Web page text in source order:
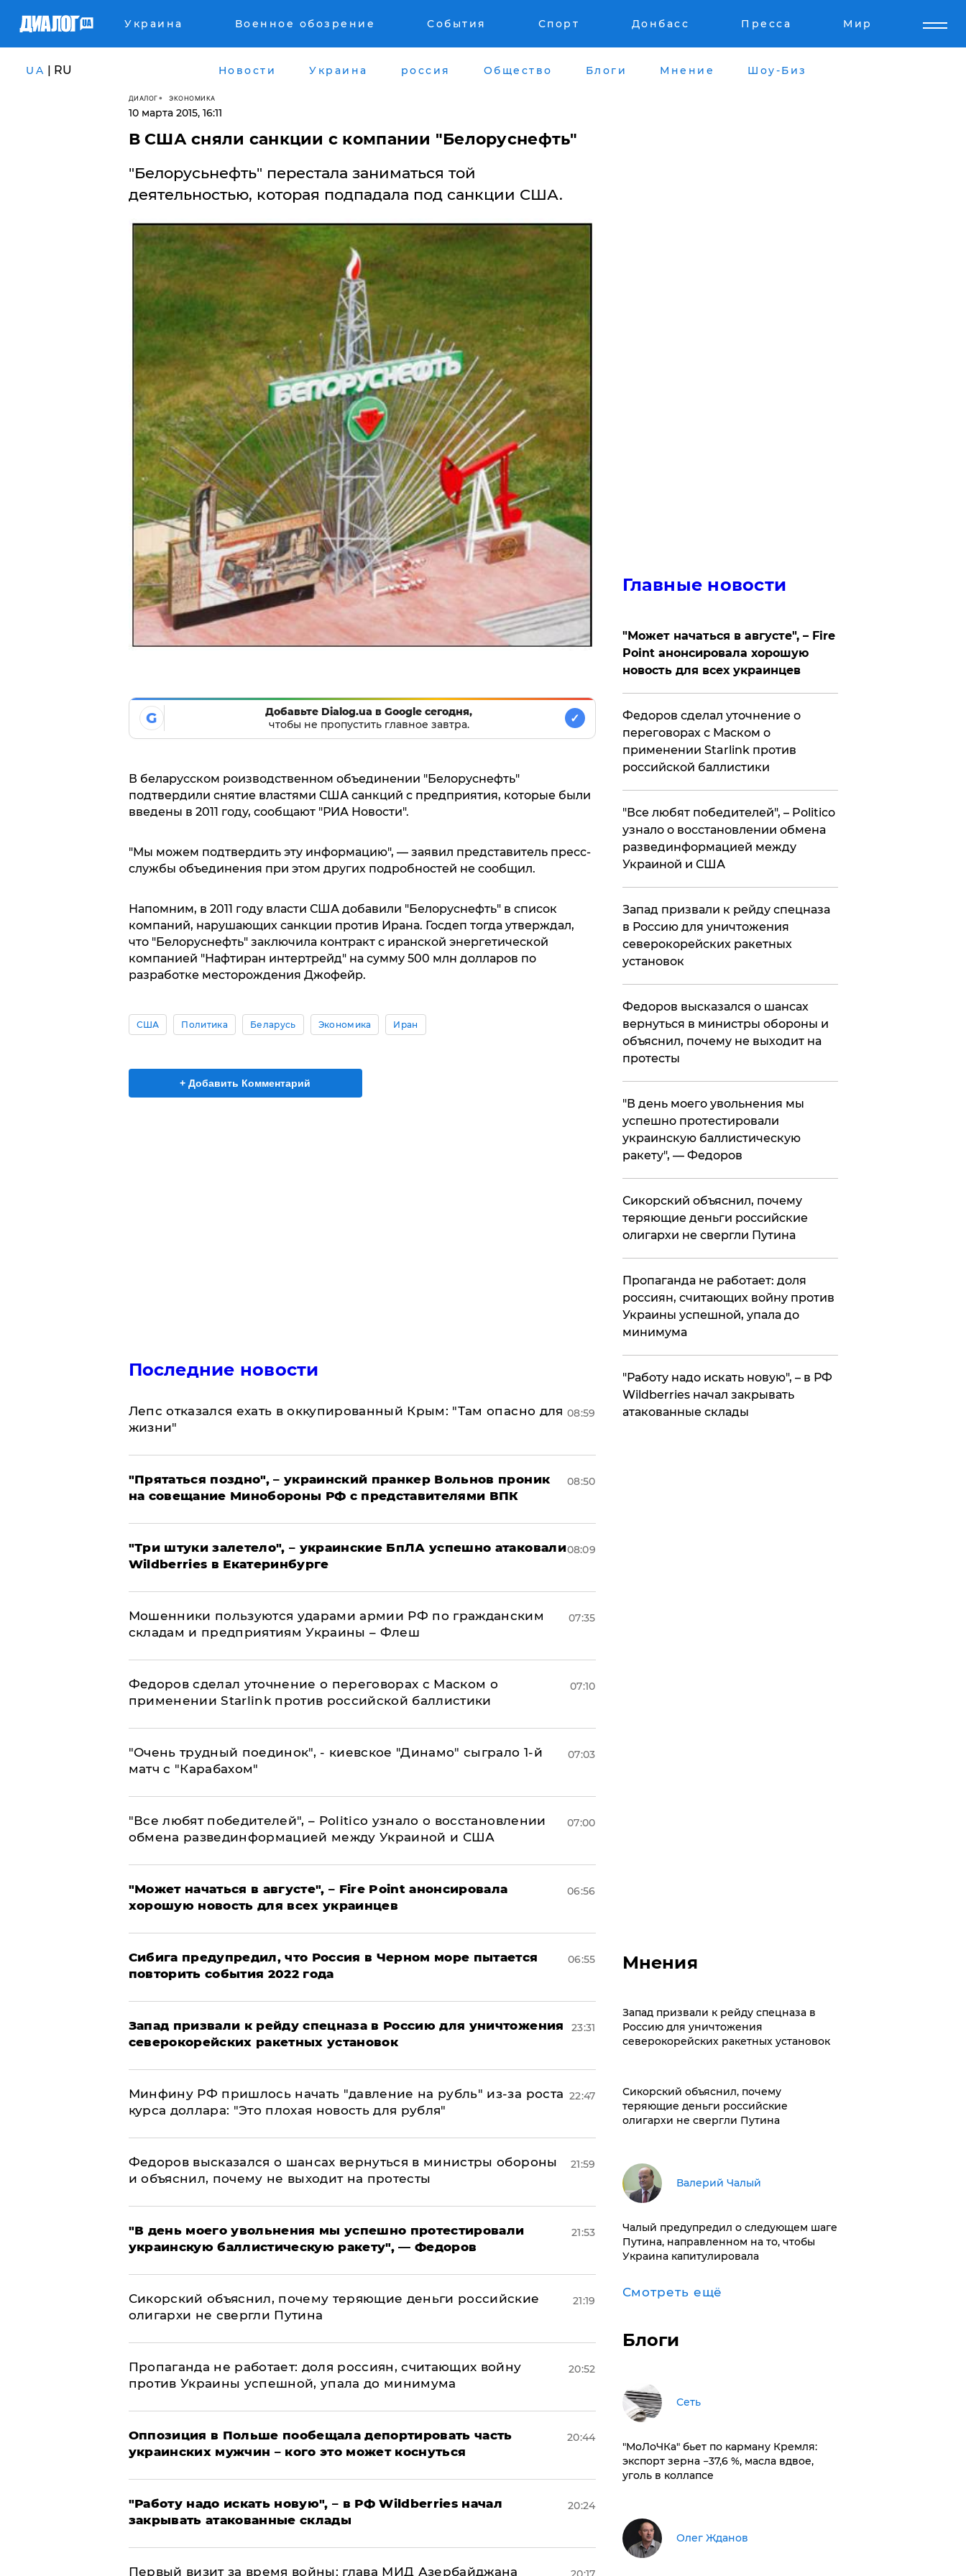
Украина Военное обозрение События Спорт Донбасс Пресса Мир
UA | RU Новости Украина россия Общество Блоги Мнение Шоу-Биз
ДИАЛОГ ЭКОНОМИКА
10 марта 2015, 16:11
В США сняли санкции с компании "Белоруснефть"
"Белорусьнефть" перестала заниматься той
деятельностью, которая подпадала под санкции США.
G
Добавьте Dialog.ua в Google сегодня,
чтобы не пропустить главное завтра.
✓
В беларусском роизводственном объединении "Белоруснефть"
подтвердили снятие властями США санкций с предприятия, которые были
введены в 2011 году, сообщают "РИА Новости".
"Мы можем подтвердить эту информацию", — заявил представитель пресс-
службы объединения при этом других подробностей не сообщил.
Напомним, в 2011 году власти США добавили "Белоруснефть" в список
компаний, нарушающих санкции против Ирана. Госдеп тогда утверждал,
что "Белоруснефть" заключила контракт с иранской энергетической
компанией "Нафтиран интертрейд" на сумму 500 млн долларов по
разработке месторождения Джофейр.
США Политика Беларусь Экономика Иран
+ Добавить Комментарий
Последние новости
Лепс отказался ехать в оккупированный Крым: "Там опасно для
жизни"
08:59
"Прятаться поздно", – украинский пранкер Вольнов проник
на совещание Минобороны РФ с представителями ВПК
08:50
"Три штуки залетело", – украинские БпЛА успешно атаковали
Wildberries в Екатеринбурге
08:09
Мошенники пользуются ударами армии РФ по гражданским
складам и предприятиям Украины – Флеш
07:35
Федоров сделал уточнение о переговорах с Маском о
применении Starlink против российской баллистики
07:10
"Очень трудный поединок", - киевское "Динамо" сыграло 1-й
матч с "Карабахом"
07:03
​"Все любят победителей", – Politico узнало о восстановлении
обмена развединформацией между Украиной и США
07:00
"Может начаться в августе", – Fire Point анонсировала
хорошую новость для всех украинцев
06:56
Сибига предупредил, что Россия в Черном море пытается
повторить события 2022 года
06:55
Запад призвали к рейду спецназа в Россию для уничтожения
северокорейских ракетных установок
23:31
Минфину РФ пришлось начать "давление на рубль" из-за роста
курса доллара: "Это плохая новость для рубля"
22:47
Федоров высказался о шансах вернуться в министры обороны
и объяснил, почему не выходит на протесты
21:59
​"В день моего увольнения мы успешно протестировали
украинскую баллистическую ракету", — Федоров
21:53
Сикорский объяснил, почему теряющие деньги российские
олигархи не свергли Путина
21:19
​Пропаганда не работает: доля россиян, считающих войну
против Украины успешной, упала до минимума
20:52
Оппозиция в Польше пообещала депортировать часть
украинских мужчин – кого это может коснуться
20:44
"Работу надо искать новую", – в РФ Wildberries начал
закрывать атакованные склады
20:24
Первый визит за время войны: глава МИД Азербайджана
Главные новости
"Может начаться в августе", – Fire
Point анонсировала хорошую
новость для всех украинцев
Федоров сделал уточнение о
переговорах с Маском о
применении Starlink против
российской баллистики
​"Все любят победителей", – Politico
узнало о восстановлении обмена
развединформацией между
Украиной и США
Запад призвали к рейду спецназа
в Россию для уничтожения
северокорейских ракетных
установок
Федоров высказался о шансах
вернуться в министры обороны и
объяснил, почему не выходит на
протесты
​"В день моего увольнения мы
успешно протестировали
украинскую баллистическую
ракету", — Федоров
Сикорский объяснил, почему
теряющие деньги российские
олигархи не свергли Путина
​Пропаганда не работает: доля
россиян, считающих войну против
Украины успешной, упала до
минимума
"Работу надо искать новую", – в РФ
Wildberries начал закрывать
атакованные склады
Мнения
Запад призвали к рейду спецназа в
Россию для уничтожения
северокорейских ракетных установок
Сикорский объяснил, почему
теряющие деньги российские
олигархи не свергли Путина
Валерий Чалый
Чалый предупредил о следующем шаге
Путина, направленном на то, чтобы
Украина капитулировала
Смотреть ещё
Блоги
Сеть
​"МоЛоЧКа" бьет по карману Кремля:
экспорт зерна −37,6 %, масла вдвое,
уголь в коллапсе
Олег Жданов